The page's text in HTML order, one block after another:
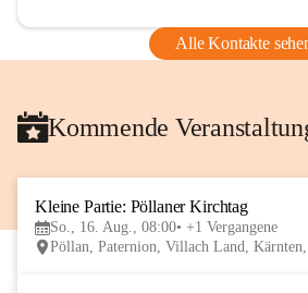
Alle Kontakte
Kommende
Kleine Partie: Pöllaner Kirchtag
So., 16. Aug., 08:00 +1 Vergangene
Pöllan, Paternion, Villach Land,